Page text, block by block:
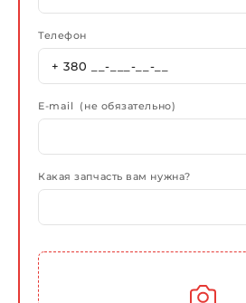
Телефон
E-mail (не обязательно)
Какая запчасть вам нужна?